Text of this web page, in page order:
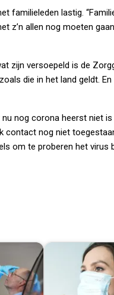
familieleden lastig.
z’n allen nog moeten
zijn versoepeld is de
die in het land geldt.
nog corona heerst niet
contact nog niet
om te proberen het virus